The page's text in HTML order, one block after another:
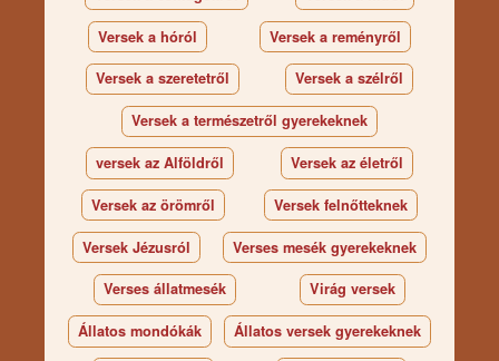
Versek a hóról Versek a reményről
Versek a szeretetről Versek a szélről
Versek a természetről gyerekeknek
versek az Alföldről Versek az életről
Versek az örömről Versek felnőtteknek
Versek Jézusról Verses mesék gyerekeknek
Verses állatmesék Virág versek
Állatos mondókák Állatos versek gyerekeknek